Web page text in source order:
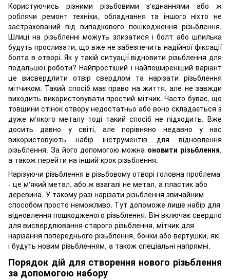
Користуючись різними різьбовими з'єднаннями або ж
роблячи ремонт техніки, обладнання та іншого ніхто не
застрахований від випадкового пошкодження різьблення.
Шлиці на різьбленні можуть злизатися і болт або шпилька
будуть прослизати, що вже не забезпечить надійної фіксації
болта в отворі. Як у такій ситуації відновити різьблення для
подальшої роботи? Найпростіший і найпоширеніший варіант
це висвердлити отвір свердлом та нарізати різьблення
мітчиком. Такий спосіб має право на життя, але не завжди
виходить використовувати простий мітчик. Часто буває, що
товщини стінок отвору недостатньо або воно складається з
дуже м'якого металу тоді такий спосіб не підходить. Вже
досить давно у світі, але порівняно недавно у нас
використовують набір інструментів для відновлення
різьблення. За його допомогою можна оновити різьблення,
а також перейти на інший крок різьблення.
Нарізуючи різьблення в різьбовому отворі головна проблема
- це м'який метал, або ж взагалі не метал, а пластик або
деревина. У такому разі нарізати різьблення звичайним
способом просто неможливо. Тут допоможе лише набір для
відновлення пошкодженого різьблення. Він включає свердло
для висвердлювання старого різьблення, мітчик для
нарізання попереднього різьблення, бонки або вертушки, які
і будуть новим різьбленням, а також спеціальні напрямні.
Порядок дій для створення нового різьблення
за допомогою набору